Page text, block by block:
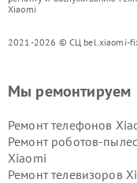
Xiaomi
2021-2026 © СЦ bel.xiaomi-
Мы ремонтируем
Ремонт телефонов
Ремонт роботов-
Xiaomi
Ремонт телевизоров